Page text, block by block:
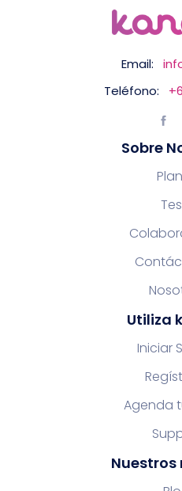
Email:
Teléfono:
Sobre
Utiliza
Iniciar
Agenda
Nuestros